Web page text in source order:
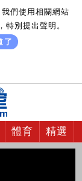
們使用相關網站
別提出聲明。
了
體育 精選